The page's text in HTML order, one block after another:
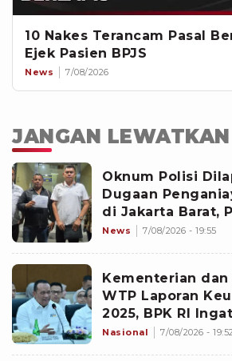
10 Nakes Terancam Pasal
Ejek Pasien BPJS
News 7/08/2026
JANGAN LEWATKAN
Oknum Polisi
Dugaan
di Jakarta Barat,
Proses Hukum
News 7/08/2026 - 19:55
Kementerian dan
WTP Laporan
2025, BPK RI
Tata Kelola
Nasional 7/08/2026 -